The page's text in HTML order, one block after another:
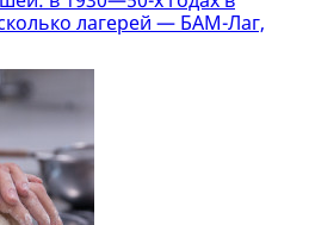
лагерей — БАМ-Лаг,